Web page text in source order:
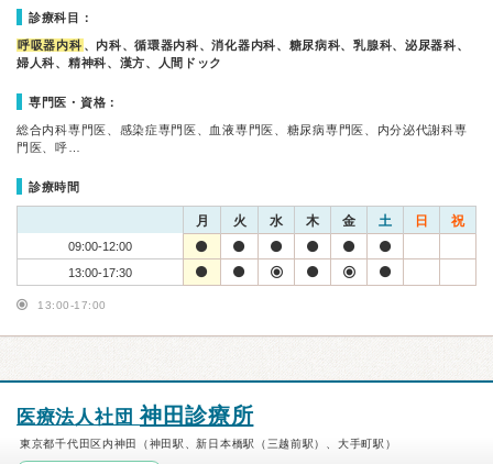
診療科目：
呼吸器内科 、内科、循環器内科、消化器内科、糖尿病科、乳腺科、泌尿器科、
婦人科、精神科、漢方、人間ドック
専門医・資格：
総合内科専門医、感染症専門医、血液専門医、糖尿病専門医、内分泌代謝科専
門医、呼…
診療時間
月 火 水 木 金 土 日 祝
09:00-12:00
13:00-17:30
13:00-17:00
医療法人社団神田診療所
東京都千代田区内神田（神田駅、新日本橋駅（三越前駅）、大手町駅）